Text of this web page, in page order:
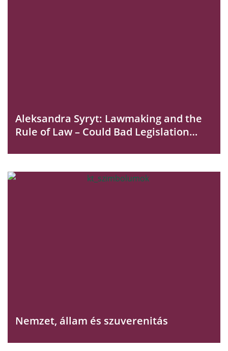
Aleksandra Syryt: Lawmaking and the
Rule of Law – Could Bad Legislation
Nemzet, állam és szuverenitás